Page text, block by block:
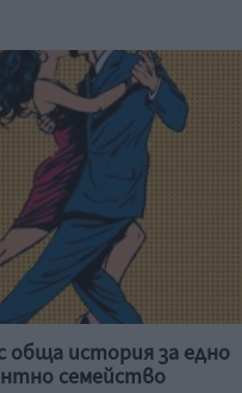
обща история за едно
семейство